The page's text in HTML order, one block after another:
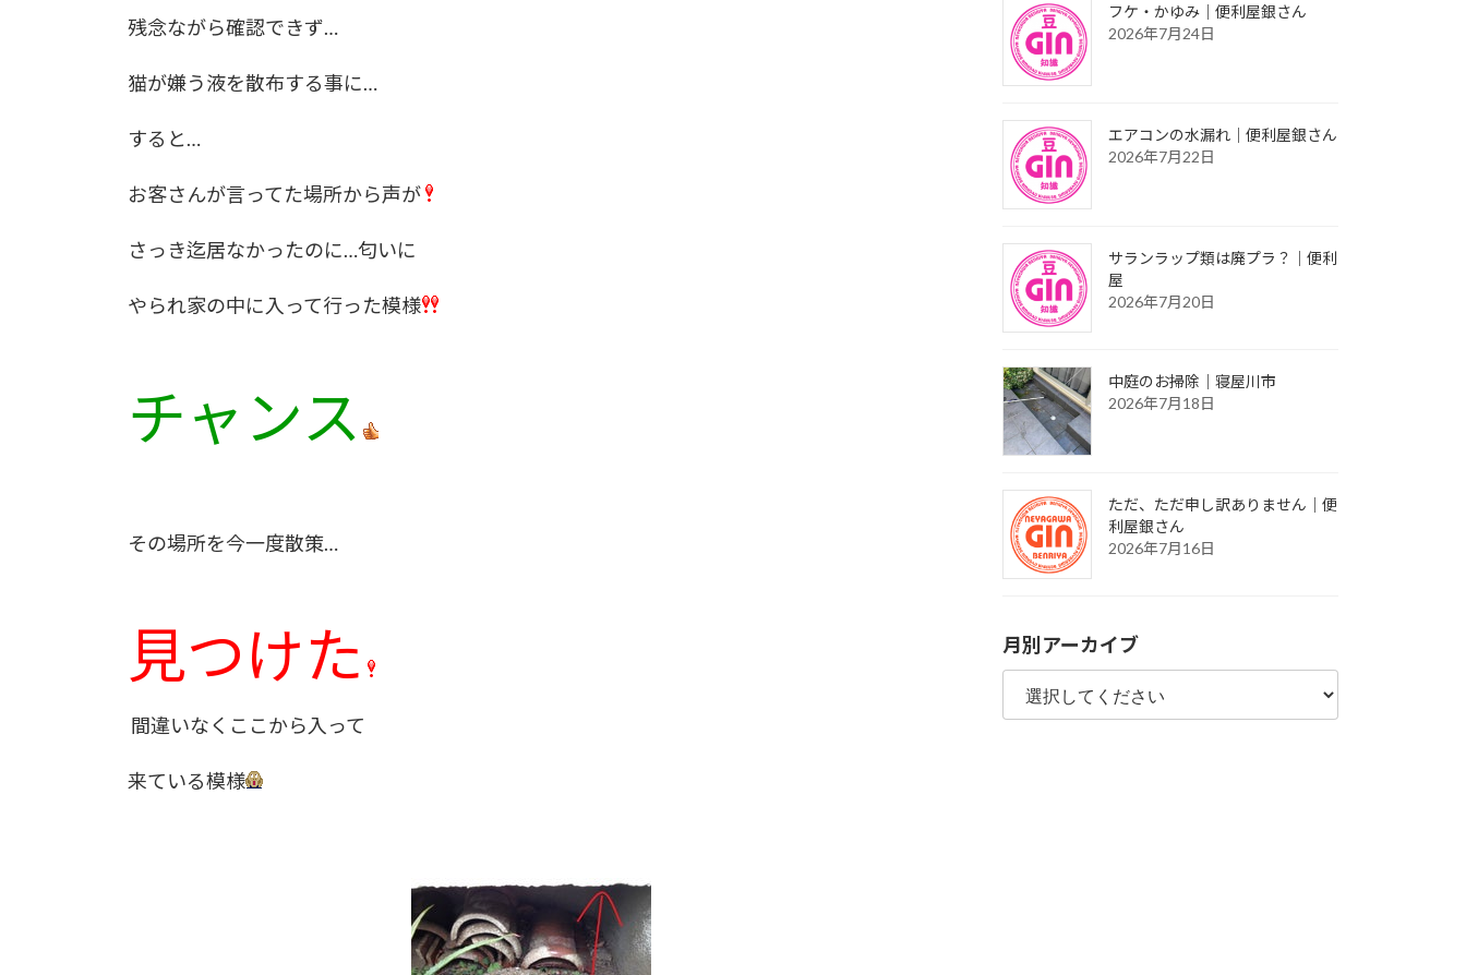
残念ながら確認できず…
猫が嫌う液を散布する事に…
すると…
お客さんが言ってた場所から声が
さっき迄居なかったのに…匂いに
やられ家の中に入って行った模様
チャンス
その場所を今一度散策…
見つけた
間違いなくここから入って
来ている模様
フケ・かゆみ｜便利屋銀さん
2026年7月24日
エアコンの水漏れ｜便利屋銀さん
2026年7月22日
サランラップ類は廃プラ？｜便利
屋
2026年7月20日
中庭のお掃除｜寝屋川市
2026年7月18日
ただ、ただ申し訳ありません｜便
利屋銀さん
2026年7月16日
月別アーカイブ